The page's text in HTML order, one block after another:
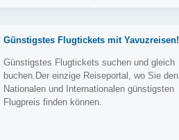
Günstigstes Flugtickets mit Yavuzreisen!
Günstigstes Flugtickets suchen und gleich
buchen.Der einzige Reiseportal, wo Sie den
Nationalen und Internationalen günstigsten
Flugpreis finden können.